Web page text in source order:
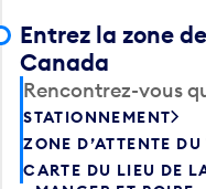
Entrez la zone
Canada
Rencontrez-vous
STATIONNEMENT
ZONE D’ATTENTE
CARTE DU LIEU DE